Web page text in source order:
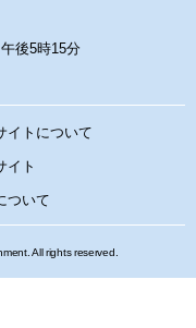
後5時15分
イトについて
イト
ついて
All rights reserved.